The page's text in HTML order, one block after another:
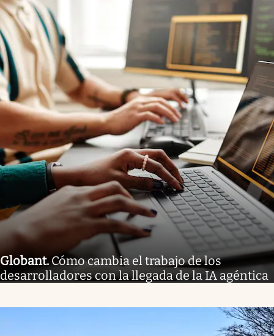
Globant. Cómo cambia el trabajo de los
desarrolladores con la llegada de la IA agéntica